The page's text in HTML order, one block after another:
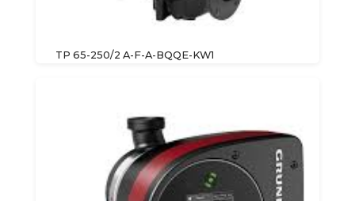
TP 65-250/2 A-F-A-BQQE-KW1